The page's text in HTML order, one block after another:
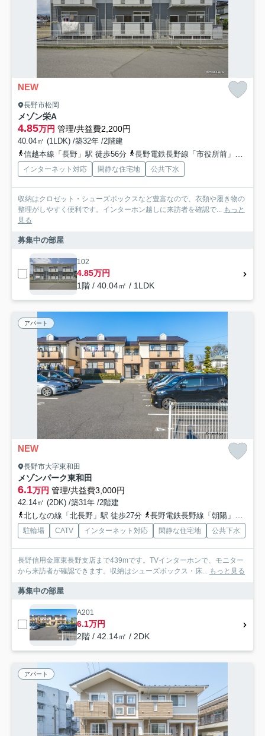
NEW
長野市松岡
メゾン栄A
4.85万円 管理/共益費2,200円
40.04㎡ (1LDK) /築32年 /2階建
信越本線「長野」駅 徒歩56分
長野電鉄長野線「市役所前」駅 徒歩59分
インターネット対応 閑静な住宅地 公共下水
収納はクロゼット・シューズボックスなど豊富なので、衣類や履き物の
整理がしやすく便利です。インターホン越しに来訪者を確認で...
もっと
見る
募集中の部屋
102
4.85万円
1階 / 40.04㎡ / 1LDK
アパート
NEW
長野市大字東和田
メゾンパーク東和田
6.1万円 管理/共益費3,000円
42.14㎡ (2DK) /築31年 /2階建
北しなの線「北長野」駅 徒歩27分
長野電鉄長野線「朝陽」駅 徒歩26分
駐輪場 CATV インターネット対応 閑静な住宅地 公共下水
長野信用金庫東長野支店まで439mです。TVインターホンで、モニター
から来訪者が確認できます。収納はシューズボックス・床...
もっと見る
募集中の部屋
A201
6.1万円
2階 / 42.14㎡ / 2DK
アパート